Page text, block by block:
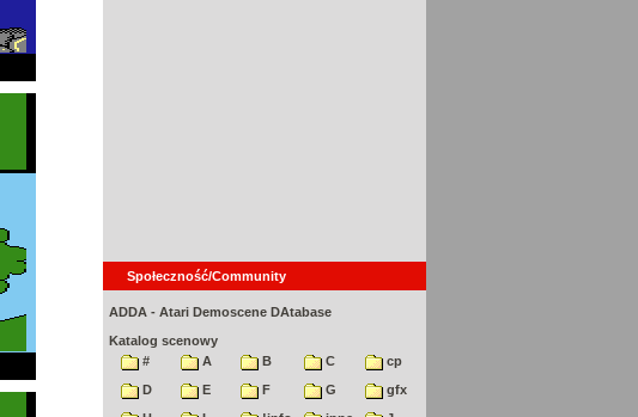
Społeczność/Community
ADDA - Atari Demoscene DAtabase
Katalog scenowy
#
A B C
cp
D
E F G
gfx